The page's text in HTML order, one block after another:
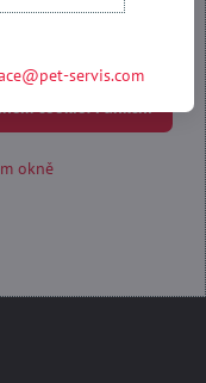
cookie: Funkční
okně
servis.com